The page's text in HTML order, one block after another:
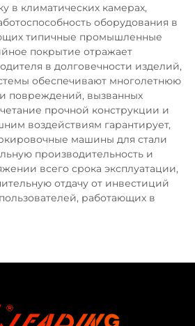
в климатических камерах,
оборудования в
типичные промышленные
покрытие отражает
в долговечности изделий,
обеспечивают многолетнюю
повреждений, вызванных
прочной конструкции и
воздействиям гарантирует,
машины для стали
производительность и
всего срока эксплуатации,
отдачу от инвестиций
работающих в